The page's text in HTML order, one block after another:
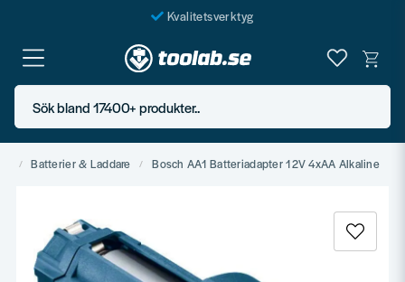
Kvalitetsverktyg
Fraktfritt över 999 SEK*
En järnhandel för alla
Butik i Göteborg
Sök bland 17400+ produkter..
Batterier & Laddare Bosch AA1 Batteriadapter 12V 4xAA Alkaline